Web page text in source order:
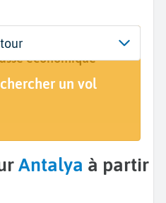
voyage
économique
un vol
Antalya à partir